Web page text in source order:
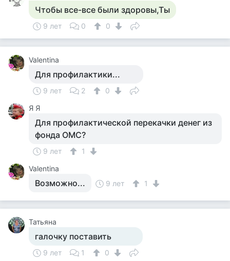
Чтобы все-все были здоровы,Ты
9 лет 0 0
Valentina
Для профилактики...
9 лет 2
0
Я Я
Для профилактической перекачки денег из
фонда ОМС?
9 лет
1
Valentina
Возможно... 9 лет 1
Татьяна
галочку поставить
9 лет 1
0